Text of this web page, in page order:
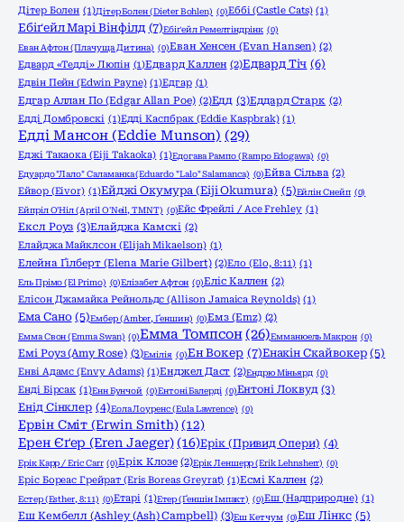
Дітер Болен (1)Дітер Болен (Dieter Bohlen) (0)Еббі (Castle Cats) (1)
Ебіґейл Марі Вінфілд (7)Ебіґейл Ремелтіндрінк (0)
Еван Афтон (Плачуща Дитина) (0)Еван Хенсен (Evan Hansen) (2)
Едвард «Тедді» Люпін (1)Едвард Каллен (2)Едвард Тіч (6)
Едвін Пейн (Edwin Payne) (1)Едгар (1)
Едгар Аллан По (Edgar Allan Poe) (2)Едд (3)Еддард Старк (2)
Едді Домбровскі (1)Едді Каспбрак (Eddie Kaspbrak) (1)
Едді Мансон (Eddie Munson) (29)
Еджі Такаока (Eiji Takaoka) (1)Едогава Рампо (Rampo Edogawa) (0)
Едуардо "Лало" Саламанка (Eduardo "Lalo" Salamanca) (0)Ейва Сільва (2)
Ейвор (Eivor) (1)Ейджі Окумура (Eiji Okumura) (5)Ейлін Снейп (0)
Ейпріл О'Ніл (April O'Neil, TMNT) (0)Ейс Фрейлі / Ace Frehley (1)
Ексл Роуз (3)Елайджа Камскі (2)
Елайджа Майклсон (Elijah Mikaelson) (1)
Елейна Ґілберт (Elena Marie Gilbert) (2)Ело (Elo, 8:11) (1)
Ель Прімо (El Primo) (0)Елізабет Афтон (0)Еліс Каллен (2)
Елісон Джамайка Рейнольдс (Allison Jamaica Reynolds) (1)
Ема Сано (5)Ембер (Amber, Ґеншин) (0)Емз (Emz) (2)
Емма Свон (Emma Swan) (0)Емма Томпсон (26)Емманюель Макрон (0)
Емі Роуз (Amy Rose) (3)Емілія (0)Ен Вокер (7)Енакін Скайвокер (5)
Енві Адамс (Envy Adams) (1)Енджел Даст (2)Ендрю Міньярд (0)
Енді Бірсак (1)Енн Бунчой (0)Ентоні Балерді (0)Ентоні Локвуд (3)
Енід Сінклер (4)Еола Лоуренс (Eula Lawrence) (0)
Ервін Сміт (Erwin Smith) (12)
Ерен Єґер (Eren Jaeger) (16)Ерік (Привид Опери) (4)
Ерік Карр / Eric Carr (0)Ерік Клозе (2)Ерік Леншерр (Erik Lehnsherr) (0)
Еріс Бореас Грейрат (Eris Boreas Greyrat) (1)Есмі Каллен (2)
Естер (Esther, 8:11) (0)Етарі (1)Етер (Ґеншін Імпакт) (0)Еш (Надприродне) (1)
Еш Кембелл (Ashley (Ash) Campbell) (3)Еш Кетчум (0)Еш Лінкс (5)